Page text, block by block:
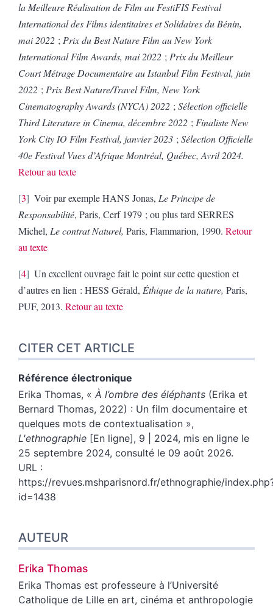
la Meilleure Réalisation de Film au FestiFIS Festival
International des Films identitaires et Solidaires du Bénin,
mai 2022 ; Prix du Best Nature Film au New York
International Film Awards, mai 2022 ; Prix du Meilleur
Court Métrage Documentaire au Istanbul Film Festival, juin
2022 ; Prix Best Nature/Travel Film, New York
Cinematography Awards (NYCA) 2022 ; Sélection officielle
Third Literature in Cinema, décembre 2022 ; Finaliste New
York City IO Film Festival, janvier 2023 ; Sélection Officielle
40e Festival Vues d’Afrique Montréal, Québec, Avril 2024.
Retour au texte
3 Voir par exemple HANS Jonas, Le Principe de
Responsabilité, Paris, Cerf 1979 ; ou plus tard SERRES
Michel, Le contrat Naturel, Paris, Flammarion, 1990. Retour
au texte
4
Un excellent ouvrage fait le point sur cette question et
d’autres en lien : HESS Gérald, Éthique de la nature, Paris,
PUF, 2013. Retour au texte
CITER CET ARTICLE
Référence électronique
Erika Thomas, « À l’ombre des éléphants (Erika et
Bernard Thomas, 2022) : Un film documentaire et
quelques mots de contextualisation »,
L'ethnographie [En ligne], 9 | 2024, mis en ligne le
25 septembre 2024, consulté le 09 août 2026.
URL :
https://revues.mshparisnord.fr/ethnographie/
id=1438
AUTEUR
Erika Thomas
Erika Thomas est professeure à l’Université
Catholique de Lille en art, cinéma et anthropologie